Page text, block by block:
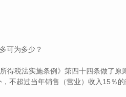
可为多少？
税法实施条例》第四十四条做了原
不超过当年销售（营业）收入15％